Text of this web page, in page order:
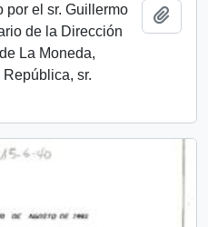
por el sr. Guillermo
de la Dirección
La Moneda,
sr.